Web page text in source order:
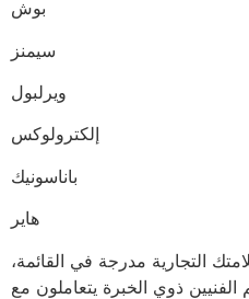
بوش
سيمنز
ويرلبول
إلكترولوكس
باناسونيك
هاير
التجارية مدرجة في القائمة،
ذوي الخبرة يتعاملون مع